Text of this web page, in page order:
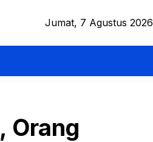
Jumat, 7 Agustus 2026
Orang